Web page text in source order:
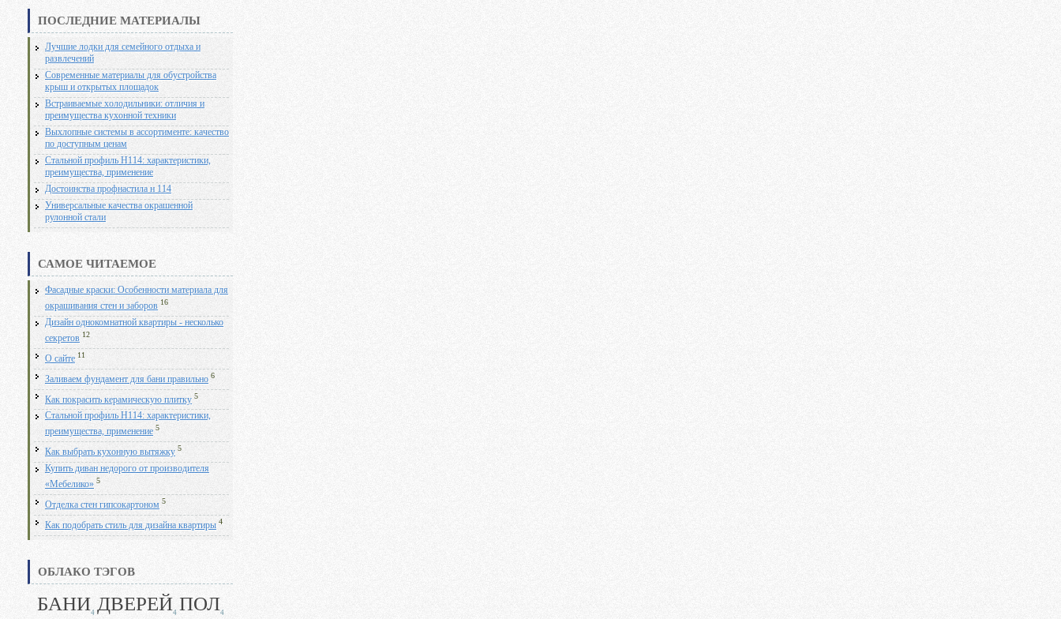
ПОСЛЕДНИЕ МАТЕРИАЛЫ
Лучшие лодки для семейного отдыха и
развлечений
Современные материалы для обустройства
крыш и открытых площадок
Встраиваемые холодильники: отличия и
преимущества кухонной техники
Выхлопные системы в ассортименте: качество
по доступным ценам
Стальной профиль Н114: характеристики,
преимущества, применение
Достоинства профнастила н 114
Универсальные качества окрашенной
рулонной стали
САМОЕ ЧИТАЕМОЕ
Фасадные краски: Особенности материала для
окрашивания стен и заборов 16
Дизайн однокомнатной квартиры - несколько
секретов 12
О сайте 11
Заливаем фундамент для бани правильно 6
Как покрасить керамическую плитку 5
Стальной профиль Н114: характеристики,
преимущества, применение 5
Как выбрать кухонную вытяжку 5
Купить диван недорого от производителя
«Мебелико» 5
Отделка стен гипсокартоном 5
Как подобрать стиль для дизайна квартиры 4
ОБЛАКО ТЭГОВ
БАНИ4 ДВЕРЕЙ4 ПОЛ4